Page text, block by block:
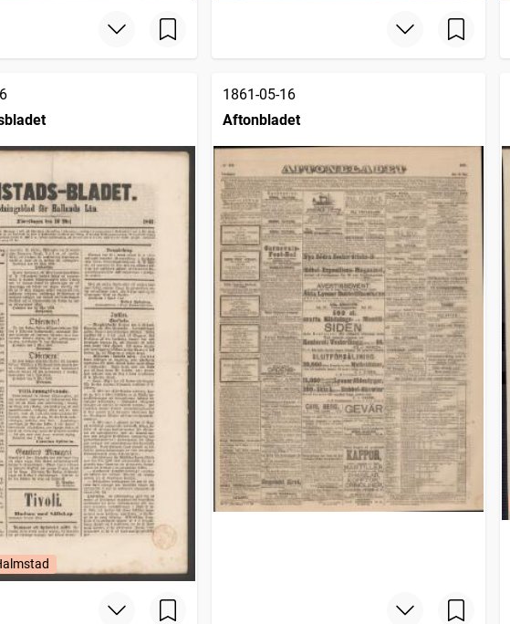
1861-05-16
Aftonbladet